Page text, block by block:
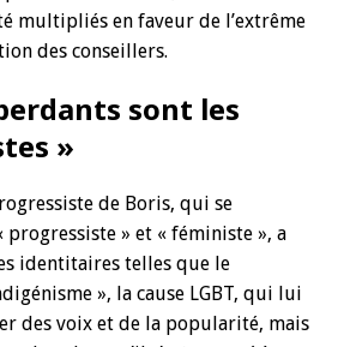
multipliés en faveur de l’extrême
des conseillers.
sont les
»
de Boris, qui se
» et « féministe », a
identitaires telles que le
», la cause LGBT, qui lui
des voix et de la popularité, mais